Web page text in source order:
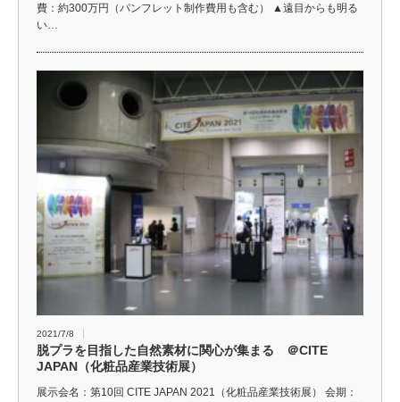
費：約300万円（パンフレット制作費用も含む） ▲遠目からも明る
い…
2021/7/8
脱プラを目指した自然素材に関心が集まる ＠CITE
JAPAN（化粧品産業技術展）
展示会名：第10回 CITE JAPAN 2021（化粧品産業技術展） 会期：